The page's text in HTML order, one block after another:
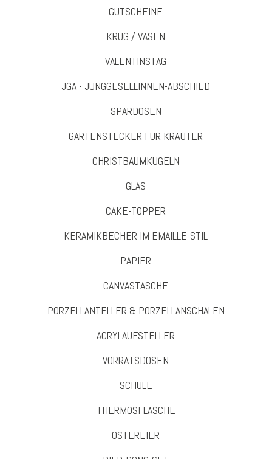
GUTSCHEINE
KRUG / VASEN
VALENTINSTAG
JGA - JUNGGESELLINNEN-ABSCHIED
SPARDOSEN
GARTENSTECKER FÜR KRÄUTER
CHRISTBAUMKUGELN
GLAS
CAKE-TOPPER
KERAMIKBECHER IM EMAILLE-STIL
PAPIER
CANVASTASCHE
PORZELLANTELLER & PORZELLANSCHALEN
ACRYLAUFSTELLER
VORRATSDOSEN
SCHULE
THERMOSFLASCHE
OSTEREIER